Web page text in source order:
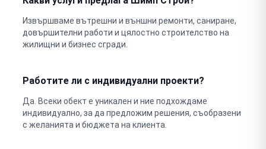
Извършваме вътрешни и външни ремонти, саниране,
довършителни работи и цялостно строителство на
жилищни и бизнес сгради.
Работите ли с индивидуални проекти?
Да. Всеки обект е уникален и ние подхождаме
индивидуално, за да предложим решения, съобразени
с желанията и бюджета на клиента.